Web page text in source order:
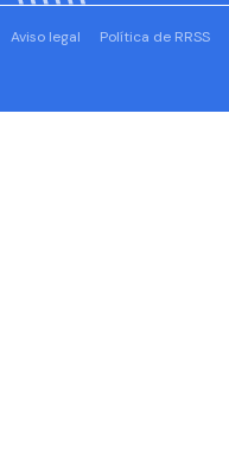
Aviso legal Política de RRSS